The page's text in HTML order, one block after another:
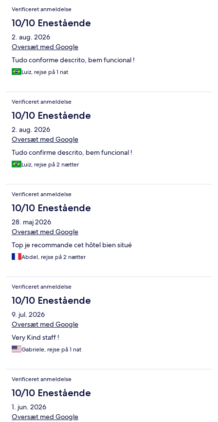
Verificeret anmeldelse
10/10 Enestående
2. aug. 2026
Oversæt med Google
Tudo conforme descrito, bem funcional !
Luiz, rejse på 1 nat
Verificeret anmeldelse
10/10 Enestående
2. aug. 2026
Oversæt med Google
Tudo confirme descrito, bem funcional !
Luiz, rejse på 2 nætter
Verificeret anmeldelse
10/10 Enestående
28. maj 2026
Oversæt med Google
Top je recommande cet hôtel bien situé
Abdel, rejse på 2 nætter
Verificeret anmeldelse
10/10 Enestående
9. jul. 2026
Oversæt med Google
Very Kind staff !
Gabriele, rejse på 1 nat
Verificeret anmeldelse
10/10 Enestående
1. jun. 2026
Oversæt med Google